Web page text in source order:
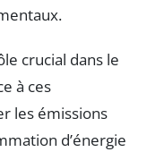
crucial dans le
à ces
les émissions
d’énergie